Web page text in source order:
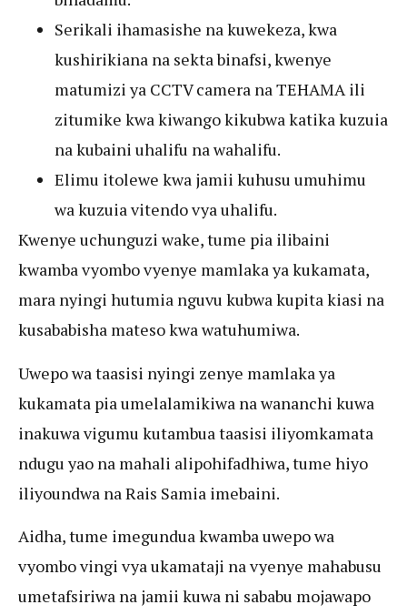
Serikali ihamasishe na kuwekeza, kwa
kushirikiana na sekta binafsi, kwenye
matumizi ya CCTV camera na TEHAMA ili
zitumike kwa kiwango kikubwa katika kuzuia
na kubaini uhalifu na wahalifu.
Elimu itolewe kwa jamii kuhusu umuhimu
wa kuzuia vitendo vya uhalifu.
Kwenye uchunguzi wake, tume pia ilibaini
kwamba vyombo vyenye mamlaka ya kukamata,
mara nyingi hutumia nguvu kubwa kupita kiasi na
kusababisha mateso kwa watuhumiwa.
Uwepo wa taasisi nyingi zenye mamlaka ya
kukamata pia umelalamikiwa na wananchi kuwa
inakuwa vigumu kutambua taasisi iliyomkamata
ndugu yao na mahali alipohifadhiwa, tume hiyo
iliyoundwa na Rais Samia imebaini.
Aidha, tume imegundua kwamba uwepo wa
vyombo vingi vya ukamataji na vyenye mahabusu
umetafsiriwa na jamii kuwa ni sababu mojawapo